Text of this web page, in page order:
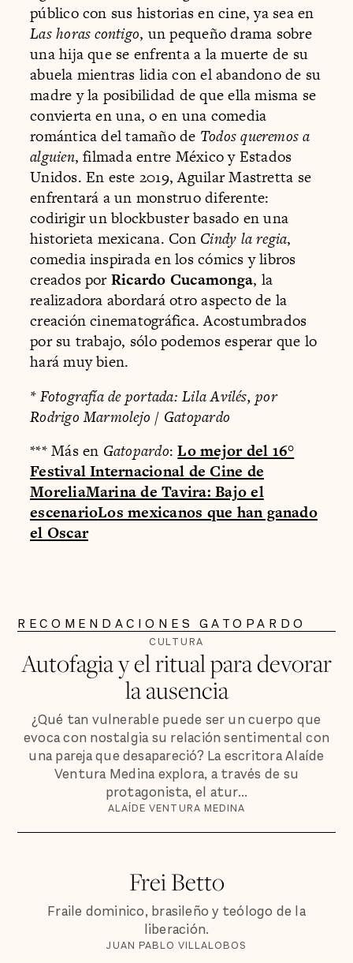
público con sus historias en cine, ya sea en
Las horas contigo, un pequeño drama sobre
una hija que se enfrenta a la muerte de su
abuela mientras lidia con el abandono de su
madre y la posibilidad de que ella misma se
convierta en una, o en una comedia
romántica del tamaño de Todos queremos a
alguien, filmada entre México y Estados
Unidos. En este 2019, Aguilar Mastretta se
enfrentará a un monstruo diferente:
codirigir un blockbuster basado en una
historieta mexicana. Con Cindy la regia,
comedia inspirada en los cómics y libros
creados porRicardo Cucamonga, la
realizadora abordará otro aspecto de la
creación cinematográfica. Acostumbrados
por su trabajo, sólo podemos esperar que lo
hará muy bien.
* Fotografía de portada: Lila Avilés, por
Rodrigo Marmolejo / Gatopardo
*** Más en Gatopardo:Lo mejor del 16°
Festival Internacional de Cine de
MoreliaMarina de Tavira: Bajo el
escenarioLos mexicanos que han ganado
el Oscar
RECOMENDACIONES GATOPARDO
CULTURA
Autofagia y el ritual para devorar
la ausencia
¿Qué tan vulnerable puede ser un cuerpo que
evoca con nostalgia su relación sentimental con
una pareja que desapareció? La escritora Alaíde
Ventura Medina explora, a través de su
protagonista, el atur...
ALAÍDE VENTURA MEDINA
Frei Betto
Fraile dominico, brasileño y teólogo de la
liberación.
JUAN PABLO VILLALOBOS